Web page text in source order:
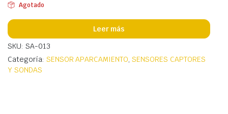
Agotado
Leer más
SKU: SA-013
Categoría: SENSOR APARCAMIENTO,SENSORES CAPTORES
Y SONDAS